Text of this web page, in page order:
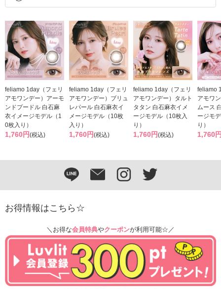
feliamo 1day（フェリ
アモワンデー）アーモ
ンドプードル 白石麻
衣イメージモデル（1
0枚入り）
1,760円(税込)
feliamo 1day（フェリ
アモワンデー）ブリュ
レパール 白石麻衣イ
メージモデル（10枚
入り）
1,760円(税込)
feliamo 1day（フェリ
アモワンデー）タルト
タタン 白石麻衣イメ
ージモデル（10枚入
り）
1,760円(税込)
feliamo
アモワ
ムース
ージモ
り）
1,760
お得情報はこちら☆
＼お得な会員特典やクーポンが利用可能☆／